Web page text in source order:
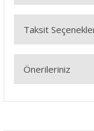
Bu
Taksit
Önerileriniz